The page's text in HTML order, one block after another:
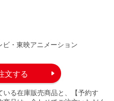
・東映アニメーション
いる在庫販売商品と、【予約す